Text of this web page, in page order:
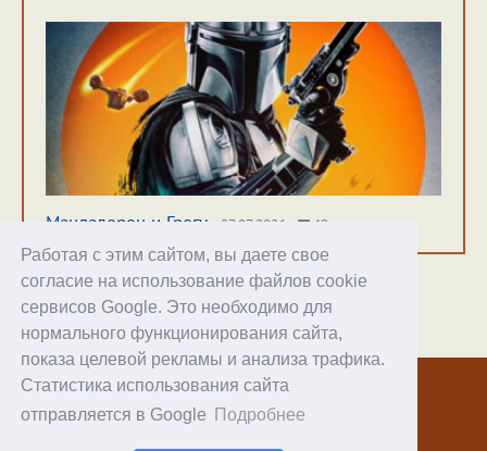
Работая с этим сайтом, вы даете свое
согласие на использование файлов cookie
сервисов Google. Это необходимо для
нормального функционирования сайта,
показа целевой рекламы и анализа трафика.
Статистика использования сайта
отправляется в Google
Подробнее
Мандалорец и Грогу 27.07.2026 49
Хостинг
© 1998–2026 Alex Exler
Facebook RSS статей